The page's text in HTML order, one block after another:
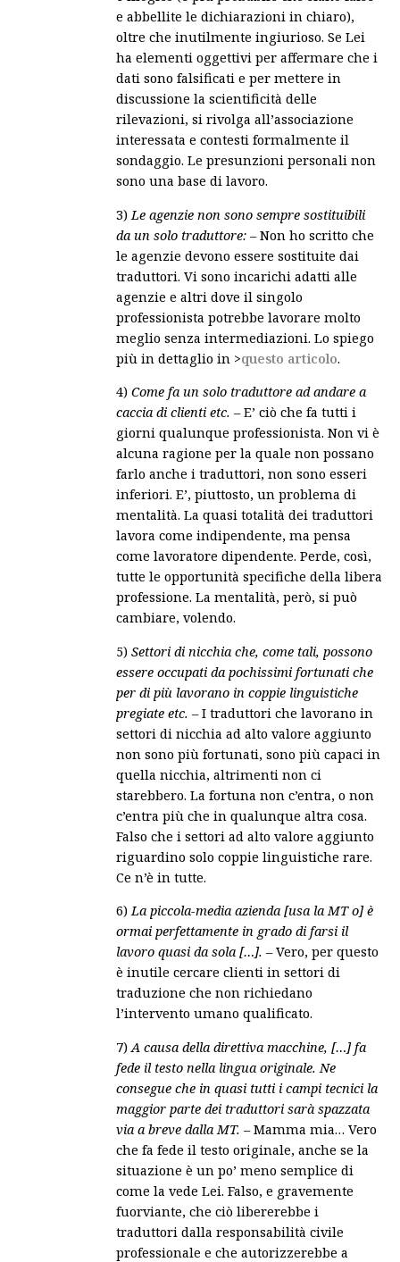
e abbellite le dichiarazioni in chiaro),
oltre che inutilmente ingiurioso. Se Lei
ha elementi oggettivi per affermare che i
dati sono falsificati e per mettere in
discussione la scientificità delle
rilevazioni, si rivolga all’associazione
interessata e contesti formalmente il
sondaggio. Le presunzioni personali non
sono una base di lavoro.
3) Le agenzie non sono sempre sostituibili
da un solo traduttore: – Non ho scritto che
le agenzie devono essere sostituite dai
traduttori. Vi sono incarichi adatti alle
agenzie e altri dove il singolo
professionista potrebbe lavorare molto
meglio senza intermediazioni. Lo spiego
più in dettaglio in >questo articolo.
4) Come fa un solo traduttore ad andare a
caccia di clienti etc. – E’ ciò che fa tutti i
giorni qualunque professionista. Non vi è
alcuna ragione per la quale non possano
farlo anche i traduttori, non sono esseri
inferiori. E’, piuttosto, un problema di
mentalità. La quasi totalità dei traduttori
lavora come indipendente, ma pensa
come lavoratore dipendente. Perde, così,
tutte le opportunità specifiche della libera
professione. La mentalità, però, si può
cambiare, volendo.
5) Settori di nicchia che, come tali, possono
essere occupati da pochissimi fortunati che
per di più lavorano in coppie linguistiche
pregiate etc. – I traduttori che lavorano in
settori di nicchia ad alto valore aggiunto
non sono più fortunati, sono più capaci in
quella nicchia, altrimenti non ci
starebbero. La fortuna non c’entra, o non
c’entra più che in qualunque altra cosa.
Falso che i settori ad alto valore aggiunto
riguardino solo coppie linguistiche rare.
Ce n’è in tutte.
6)La piccola-media azienda [usa la MT o] è
ormai perfettamente in grado di farsi il
lavoro quasi da sola […]. – Vero, per questo
è inutile cercare clienti in settori di
traduzione che non richiedano
l’intervento umano qualificato.
7) A causa della direttiva macchine, […] fa
fede il testo nella lingua originale. Ne
consegue che in quasi tutti i campi tecnici la
maggior parte dei traduttori sarà spazzata
via a breve dalla MT. – Mamma mia… Vero
che fa fede il testo originale, anche se la
situazione è un po’ meno semplice di
come la vede Lei. Falso, e gravemente
fuorviante, che ciò libererebbe i
traduttori dalla responsabilità civile
professionale e che autorizzerebbe a